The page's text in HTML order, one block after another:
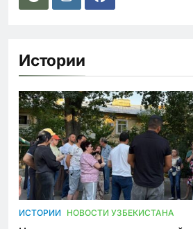
Истории
ИСТОРИИ НОВОСТИ УЗБЕКИСТАНА